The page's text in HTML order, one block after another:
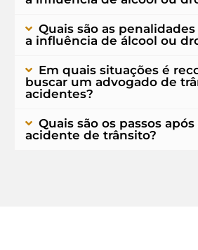
Quais são as
a influência de álcool ou
Em quais situações é
buscar um advogado de
acidentes?
Quais são os passos
acidente de trânsito?